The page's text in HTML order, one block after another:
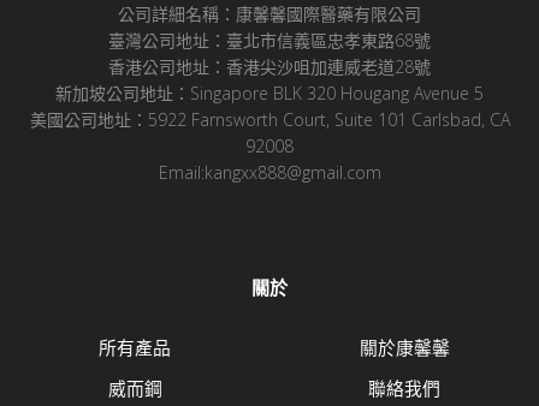
公司詳細名稱：康馨馨國際醫藥有限公司
臺灣公司地址：臺北市信義區忠孝東路68號
香港公司地址：香港尖沙咀加連威老道28號
新加坡公司地址：Singapore BLK 320 Hougang Avenue 5
美國公司地址：5922 Farnsworth Court, Suite 101 Carlsbad, CA
92008
Email:kangxx888@gmail.com
關於
所有產品
威而鋼
關於康馨馨
聯絡我們